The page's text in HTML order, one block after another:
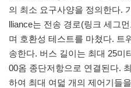
의 최소 요구사양을 정의한다.
lliance는 전송 경로(링크 세그
며 호환성 테스트를 마쳤다. 트
송한다. 버스 길이는 최대 25미
00옴 종단저항으로 연결된다.
하여 최대 여덟 개의 제어기들